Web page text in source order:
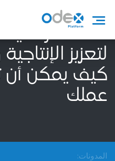
الاستثمار في
لتعزيز
كيف يمكن أن
عملك
المدونات: